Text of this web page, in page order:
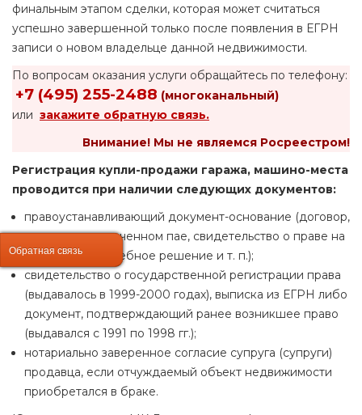
финальным этапом сделки, которая может считаться
успешно завершенной только после появления в ЕГРН
записи о новом владельце данной недвижимости.
По вопросам оказания услуги обращайтесь по телефону:
+7 (495) 255-2488 (многоканальный)
или закажите обратную связь.
Внимание! Мы не являемся Росреестром!
Регистрация купли-продажи гаража, машино-места
проводится при наличии следующих документов:
правоустанавливающий документ-основание (договор,
справка о выплаченном пае, свидетельство о праве на
наследство, судебное решение и т. п.);
свидетельство о государственной регистрации права
(выдавалось в 1999-2000 годах), выписка из ЕГРН либо
документ, подтверждающий ранее возникшее право
(выдавался с 1991 по 1998 гг.);
нотариально заверенное согласие супруга (супруги)
продавца, если отчуждаемый объект недвижимости
приобретался в браке.
Обратная связь
Обратная связь